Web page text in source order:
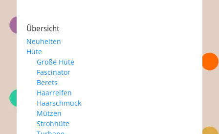
Übersicht
Neuheiten
Hüte
Große Hüte
Fascinator
Berets
Haarreifen
Haarschmuck
Mützen
Strohhüte